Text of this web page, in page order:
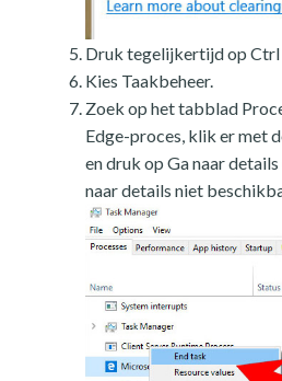
Druk tegelijkertijd op Ctrl
Kies Taakbeheer.
Zoek op het tabblad
Edge-proces, klik er met
en druk op Ga naar
naar details niet